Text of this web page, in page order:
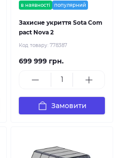
в наявності популярний
Захисне укриття Sota Com
pact Nova 2
Код товару: 778387
699 999 грн.
Замовити